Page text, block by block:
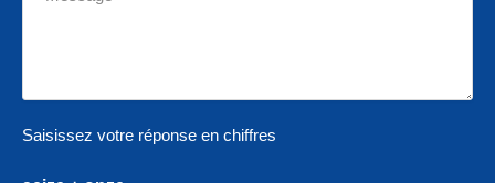
Saisissez votre réponse en chiffres